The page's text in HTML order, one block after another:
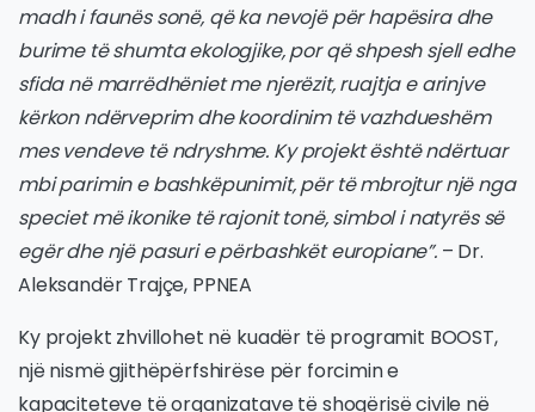
madh i faunës sonë, që ka nevojë për hapësira dhe
burime të shumta ekologjike, por që shpesh sjell edhe
sfida në marrëdhëniet me njerëzit, ruajtja e arinjve
kërkon ndërveprim dhe koordinim të vazhdueshëm
mes vendeve të ndryshme. Ky projekt është ndërtuar
mbi parimin e bashkëpunimit, për të mbrojtur një nga
speciet më ikonike të rajonit tonë, simbol i natyrës së
egër dhe një pasuri e përbashkët europiane”. – Dr.
Aleksandër Trajçe, PPNEA
Ky projekt zhvillohet në kuadër të programit BOOST,
një nismë gjithëpërfshirëse për forcimin e
kapaciteteve të organizatave të shoqërisë civile në